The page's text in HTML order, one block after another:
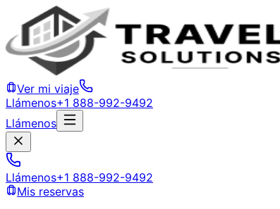
Ver mi viaje
Llámenos+1 888-992-9492
Llámenos
Llámenos+1 888-992-9492
Mis reservas